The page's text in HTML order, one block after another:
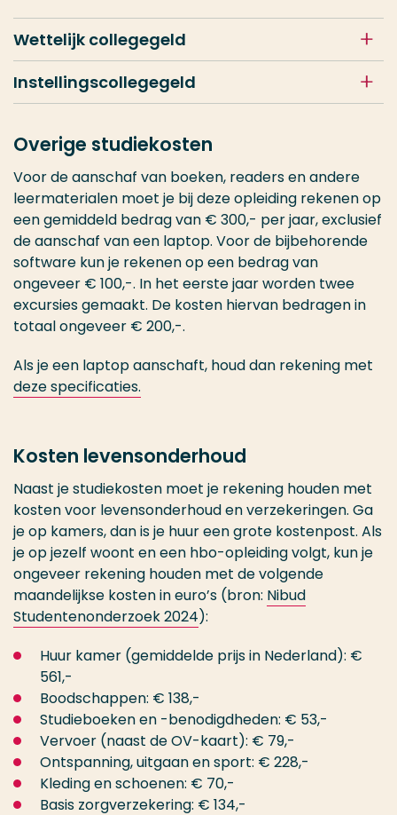
Wettelijk collegegeld
Instellingscollegegeld
Overige studiekosten
Voor de aanschaf van boeken, readers en andere
leermaterialen moet je bij deze opleiding rekenen op
een gemiddeld bedrag van € 300,- per jaar, exclusief
de aanschaf van een laptop. Voor de bijbehorende
software kun je rekenen op een bedrag van
ongeveer € 100,-. In het eerste jaar worden twee
excursies gemaakt. De kosten hiervan bedragen in
totaal ongeveer € 200,-.
Als je een laptop aanschaft, houd dan rekening met
deze specificaties.
Kosten levensonderhoud
Naast je studiekosten moet je rekening houden met
kosten voor levensonderhoud en verzekeringen. Ga
je op kamers, dan is je huur een grote kostenpost. Als
je op jezelf woont en een hbo-opleiding volgt, kun je
ongeveer rekening houden met de volgende
maandelijkse kosten in euro’s (bron: Nibud
Studentenonderzoek 2024):
Huur kamer (gemiddelde prijs in Nederland): €
561,-
Boodschappen: € 138,-
Studieboeken en -benodigdheden: € 53,-
Vervoer (naast de OV-kaart): € 79,-
Ontspanning, uitgaan en sport: € 228,-
Kleding en schoenen: € 70,-
Basis zorgverzekering: € 134,-